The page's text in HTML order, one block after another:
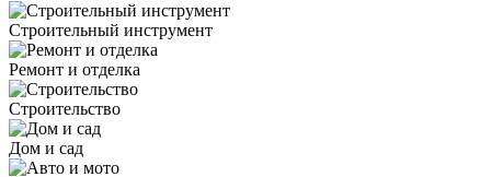
Строительный инструмент
Ремонт и отделка
Строительство
Дом и сад